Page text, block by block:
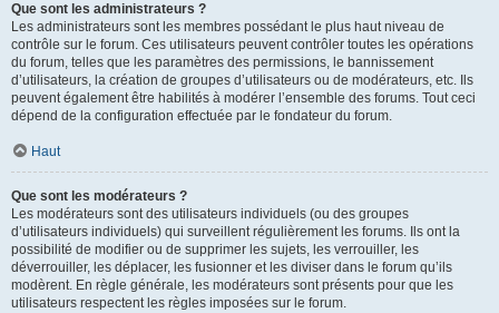
Que sont les administrateurs ?
Les administrateurs sont les membres possédant le plus haut niveau de
contrôle sur le forum. Ces utilisateurs peuvent contrôler toutes les opérations
du forum, telles que les paramètres des permissions, le bannissement
d’utilisateurs, la création de groupes d’utilisateurs ou de modérateurs, etc. Ils
peuvent également être habilités à modérer l’ensemble des forums. Tout ceci
dépend de la configuration effectuée par le fondateur du forum.
Haut
Que sont les modérateurs ?
Les modérateurs sont des utilisateurs individuels (ou des groupes
d’utilisateurs individuels) qui surveillent régulièrement les forums. Ils ont la
possibilité de modifier ou de supprimer les sujets, les verrouiller, les
déverrouiller, les déplacer, les fusionner et les diviser dans le forum qu’ils
modèrent. En règle générale, les modérateurs sont présents pour que les
utilisateurs respectent les règles imposées sur le forum.